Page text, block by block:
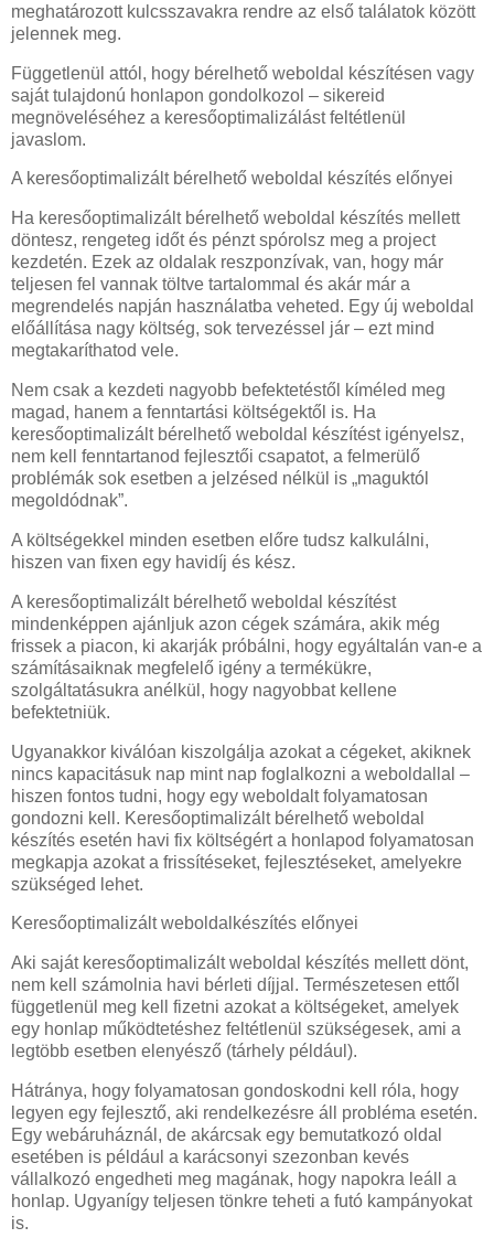
meghatározott kulcsszavakra rendre az első találatok között
jelennek meg.
Függetlenül attól, hogy bérelhető weboldal készítésen vagy
saját tulajdonú honlapon gondolkozol – sikereid
megnöveléséhez a keresőoptimalizálást feltétlenül
javaslom.
A keresőoptimalizált bérelhető weboldal készítés előnyei
Ha keresőoptimalizált bérelhető weboldal készítés mellett
döntesz, rengeteg időt és pénzt spórolsz meg a project
kezdetén. Ezek az oldalak reszponzívak, van, hogy már
teljesen fel vannak töltve tartalommal és akár már a
megrendelés napján használatba veheted. Egy új weboldal
előállítása nagy költség, sok tervezéssel jár – ezt mind
megtakaríthatod vele.
Nem csak a kezdeti nagyobb befektetéstől kíméled meg
magad, hanem a fenntartási költségektől is. Ha
keresőoptimalizált bérelhető weboldal készítést igényelsz,
nem kell fenntartanod fejlesztői csapatot, a felmerülő
problémák sok esetben a jelzésed nélkül is „maguktól
megoldódnak”.
A költségekkel minden esetben előre tudsz kalkulálni,
hiszen van fixen egy havidíj és kész.
A keresőoptimalizált bérelhető weboldal készítést
mindenképpen ajánljuk azon cégek számára, akik még
frissek a piacon, ki akarják próbálni, hogy egyáltalán van-e a
számításaiknak megfelelő igény a termékükre,
szolgáltatásukra anélkül, hogy nagyobbat kellene
befektetniük.
Ugyanakkor kiválóan kiszolgálja azokat a cégeket, akiknek
nincs kapacitásuk nap mint nap foglalkozni a weboldallal –
hiszen fontos tudni, hogy egy weboldalt folyamatosan
gondozni kell. Keresőoptimalizált bérelhető weboldal
készítés esetén havi fix költségért a honlapod folyamatosan
megkapja azokat a frissítéseket, fejlesztéseket, amelyekre
szükséged lehet.
Keresőoptimalizált weboldalkészítés előnyei
Aki saját keresőoptimalizált weboldal készítés mellett dönt,
nem kell számolnia havi bérleti díjjal. Természetesen ettől
függetlenül meg kell fizetni azokat a költségeket, amelyek
egy honlap működtetéshez feltétlenül szükségesek, ami a
legtöbb esetben elenyésző (tárhely például).
Hátránya, hogy folyamatosan gondoskodni kell róla, hogy
legyen egy fejlesztő, aki rendelkezésre áll probléma esetén.
Egy webáruháznál, de akárcsak egy bemutatkozó oldal
esetében is például a karácsonyi szezonban kevés
vállalkozó engedheti meg magának, hogy napokra leáll a
honlap. Ugyanígy teljesen tönkre teheti a futó kampányokat
is.